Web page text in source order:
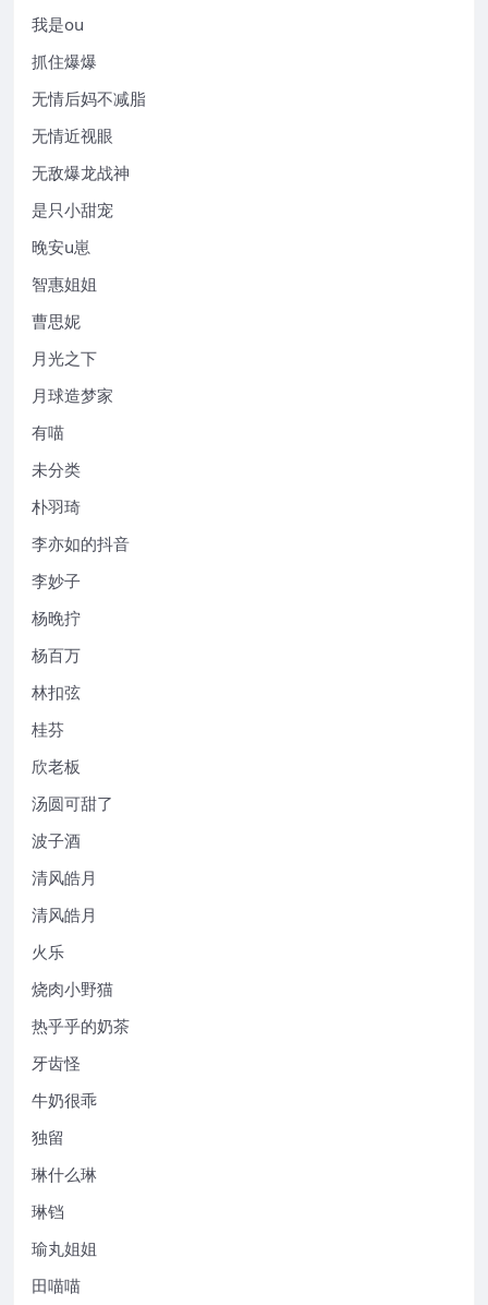
我是ou
抓住爆爆
无情后妈不减脂
无情近视眼
无敌爆龙战神
是只小甜宠
晚安u崽
智惠姐姐
曹思妮
月光之下
月球造梦家
有喵
未分类
朴羽琦
李亦如的抖音
李妙子
杨晚拧
杨百万
林扣弦
桂芬
欣老板
汤圆可甜了
波子酒
清风皓月
清风皓月
火乐
烧肉小野猫
热乎乎的奶茶
牙齿怪
牛奶很乖
独留
琳什么琳
琳铛
瑜丸姐姐
田喵喵